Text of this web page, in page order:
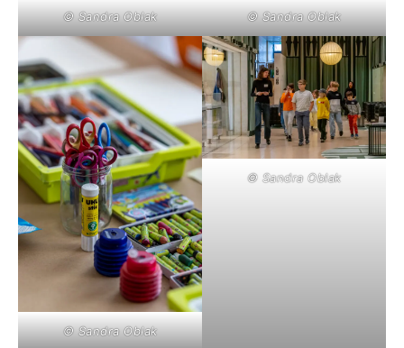
© Sandra Oblak © Sandra Oblak
© Sandra Oblak
© Sandra Oblak